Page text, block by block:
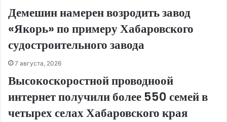
Демешин намерен возродить завод
«Якорь» по примеру Хабаровского
судостроительного завода
7 августа, 2026
Высокоскоростной проводноой
интернет получили более 550 семей в
четырех селах Хабаровского края